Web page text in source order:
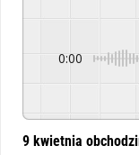
0:00
9 kwietnia